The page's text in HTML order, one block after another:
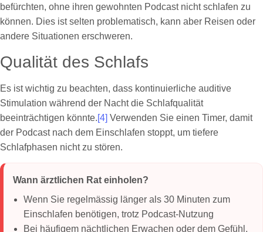
befürchten, ohne ihren gewohnten Podcast nicht schlafen zu
können. Dies ist selten problematisch, kann aber Reisen oder
andere Situationen erschweren.
Qualität des Schlafs
Es ist wichtig zu beachten, dass kontinuierliche auditive
Stimulation während der Nacht die Schlafqualität
beeinträchtigen könnte.[4] Verwenden Sie einen Timer, damit
der Podcast nach dem Einschlafen stoppt, um tiefere
Schlafphasen nicht zu stören.
Wann ärztlichen Rat einholen?
Wenn Sie regelmässig länger als 30 Minuten zum
Einschlafen benötigen, trotz Podcast-Nutzung
Bei häufigem nächtlichen Erwachen oder dem Gefühl,